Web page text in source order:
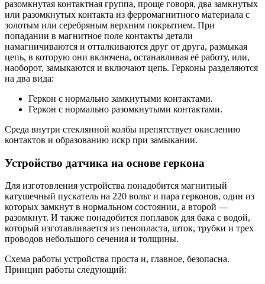
разомкнутая контактная группа, проще говоря, два замкнутых
или разомкнутых контакта из ферромагнитного материала с
золотым или серебряным верхним покрытием. При
попадании в магнитное поле контакты детали
намагничиваются и отталкиваются друг от друга, размыкая
цепь, в которую они включена, останавливая её работу, или,
наоборот, замыкаются и включают цепь. Герконы разделяются
на два вида:
Геркон с нормально замкнутыми контактами.
Геркон с нормально разомкнутыми контактами.
Среда внутри стеклянной колбы препятствует окислению
контактов и образованию искр при замыкании.
Устройство датчика на основе геркона
Для изготовления устройства понадобится магнитный
катушечный пускатель на 220 вольт и пара герконов, один из
которых замкнут в нормальном состоянии, а второй —
разомкнут. И также понадобится поплавок для бака с водой,
который изготавливается из пенопласта, шток, трубки и трех
проводов небольшого сечения и толщины.
Схема работы устройства проста и, главное, безопасна.
Принцип работы следующий: